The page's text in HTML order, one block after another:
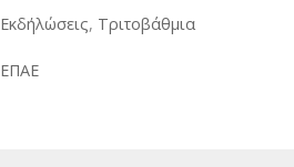
Εκδήλώσεις, Τριτοβάθμια
ΕΠΑΕ